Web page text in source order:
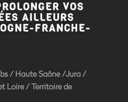
VOS
AILLEURS
FRANCHE-
/Haute Saône/Jura/
Loire/ Territoire de